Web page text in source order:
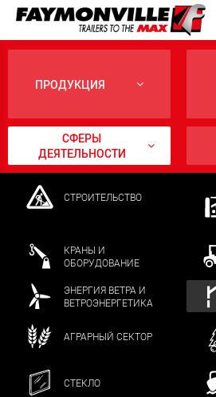
ПРОДУКЦИЯ
СФЕРЫ
ДЕЯТЕЛЬНОСТИ
СТРОИТЕЛЬСТВО
КРАНЫ И
ОБОРУДОВАНИЕ
ЭНЕРГИЯ ВЕТРА И
ВЕТРОЭНЕРГЕТИКА
АГРАРНЫЙ СЕКТОР
СТЕКЛО